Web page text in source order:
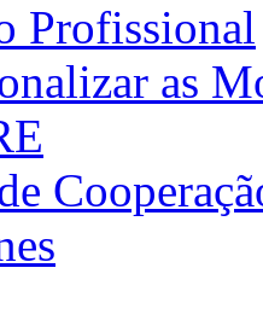
Profissional
as